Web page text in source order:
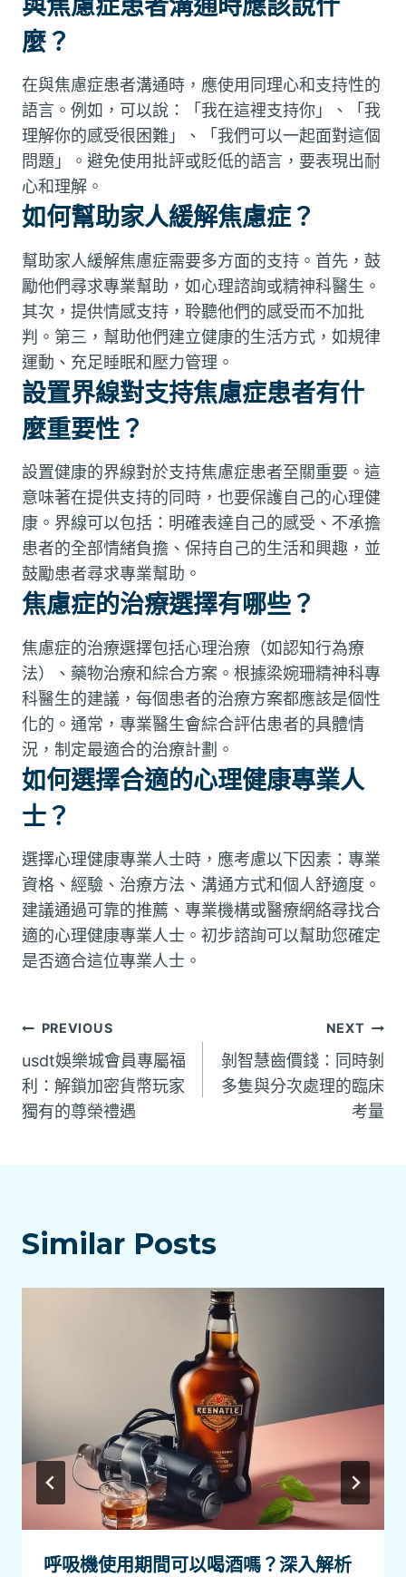
麼？
在與焦慮症患者溝通時，應使用同理心和支持性的
語言。例如，可以說：「我在這裡支持你」、「我
理解你的感受很困難」、「我們可以一起面對這個
問題」。避免使用批評或貶低的語言，要表現出耐
心和理解。
如何幫助家人緩解焦慮症？
幫助家人緩解焦慮症需要多方面的支持。首先，鼓
勵他們尋求專業幫助，如心理諮詢或精神科醫生。
其次，提供情感支持，聆聽他們的感受而不加批
判。第三，幫助他們建立健康的生活方式，如規律
運動、充足睡眠和壓力管理。
設置界線對支持焦慮症患者有什
麼重要性？
設置健康的界線對於支持焦慮症患者至關重要。這
意味著在提供支持的同時，也要保護自己的心理健
康。界線可以包括：明確表達自己的感受、不承擔
患者的全部情緒負擔、保持自己的生活和興趣，並
鼓勵患者尋求專業幫助。
焦慮症的治療選擇有哪些？
焦慮症的治療選擇包括心理治療（如認知行為療
法）、藥物治療和綜合方案。根據梁婉珊精神科專
科醫生的建議，每個患者的治療方案都應該是個性
化的。通常，專業醫生會綜合評估患者的具體情
況，制定最適合的治療計劃。
如何選擇合適的心理健康專業人
士？
選擇心理健康專業人士時，應考慮以下因素：專業
資格、經驗、治療方法、溝通方式和個人舒適度。
建議通過可靠的推薦、專業機構或醫療網絡尋找合
適的心理健康專業人士。初步諮詢可以幫助您確定
是否適合這位專業人士。
文
章
導
PREVIOUS
usdt娛樂城會員專屬福
利：解鎖加密貨幣玩家
獨有的尊榮禮遇
NEXT
剝智慧齒價錢：同時剝
多隻與分次處理的臨床
考量
Similar Posts
呼吸機使用期間可以喝酒嗎？深入解析